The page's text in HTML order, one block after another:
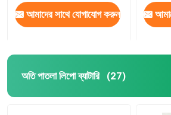
আমাদের সাথে যোগাযোগ করুন
অতি পাতলা লিপো ব্যাটারি (27)